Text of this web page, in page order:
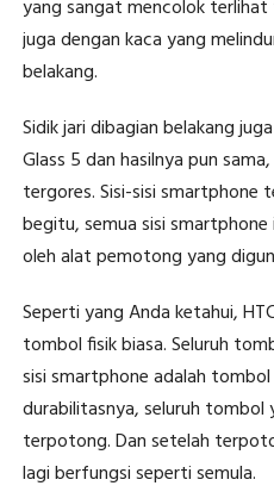
yang sangat mencolok
juga dengan kaca yang
belakang.
Sidik jari dibagian belakang
Glass 5 dan hasilnya pun
tergores. Sisi-sisi smartphone
begitu, semua sisi
oleh alat pemotong yang
Seperti yang Anda ketahui,
tombol fisik biasa. Seluruh
sisi smartphone adalah
durabilitasnya, seluruh tombol
terpotong. Dan setelah
lagi berfungsi seperti semula.